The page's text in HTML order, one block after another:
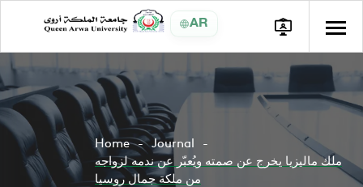
AR
Home
Journal
ملك ماليزيا يخرج عن صمته ويُعبّر عن ندمه لزواجه
من ملكة جمال روسيا